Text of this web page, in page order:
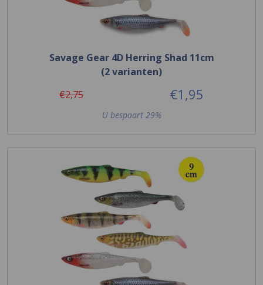
Savage Gear 4D Herring Shad 11cm
(2 varianten)
€2,75
€1,95
U bespaart 29%